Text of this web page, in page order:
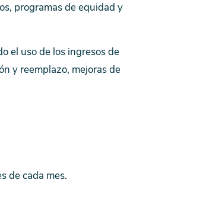
programas de equidad y
el uso de los ingresos de
y reemplazo, mejoras de
de cada mes.